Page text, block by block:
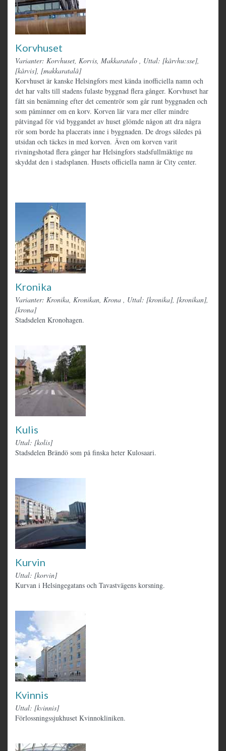
Korvhuset
Varianter: Korvhuset, Korvis, Makkaratalo , Uttal: [kårvhu:sse],
[kårvis], [makkaratalå]
Korvhuset är kanske Helsingfors mest kända inofficiella namn och
det har valts till stadens fulaste byggnad flera gånger. Korvhuset har
fått sin benämning efter det cementrör som går runt byggnaden och
som påminner om en korv. Korven lär vara mer eller mindre
påtvingad för vid byggandet av huset glömde någon att dra några
rör som borde ha placerats inne i byggnaden. De drogs således på
utsidan och täckes in med korven. Även om korven varit
rivningshotad flera gånger har Helsingfors stadsfullmäktige nu
skyddat den i stadsplanen. Husets officiella namn är City center.
Kronika
Varianter: Kronika, Kronikan, Krona , Uttal: [kronika], [kronikan],
[krona]
Stadsdelen Kronohagen.
Kulis
Uttal: [kolis]
Stadsdelen Brändö som på finska heter Kulosaari.
Kurvin
Uttal: [korvin]
Kurvan i Helsingegatans och Tavastvägens korsning.
Kvinnis
Uttal: [kvinnis]
Förlossningssjukhuset Kvinnokliniken.